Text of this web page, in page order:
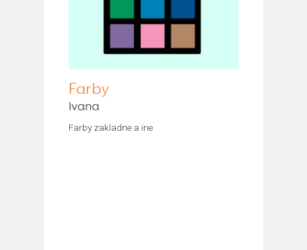
Farby
Ivana
Farby zakladne a ine